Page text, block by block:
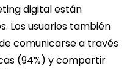
digital están
Los usuarios también
comunicarse a través
(94%) y compartir